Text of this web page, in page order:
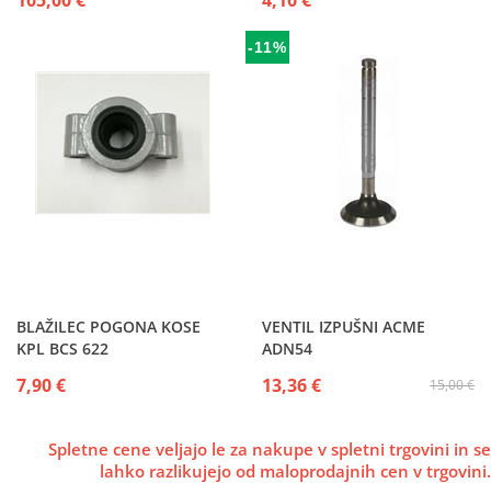
BLAŽILEC POGONA KOSE
KPL BCS 622
7,90 €
-11%
VENTIL IZPUŠNI ACME
ADN54
15,00 €
13,36 €
Spletne cene veljajo le za nakupe v spletni trgovini in se
lahko razlikujejo od maloprodajnih cen v trgovini.